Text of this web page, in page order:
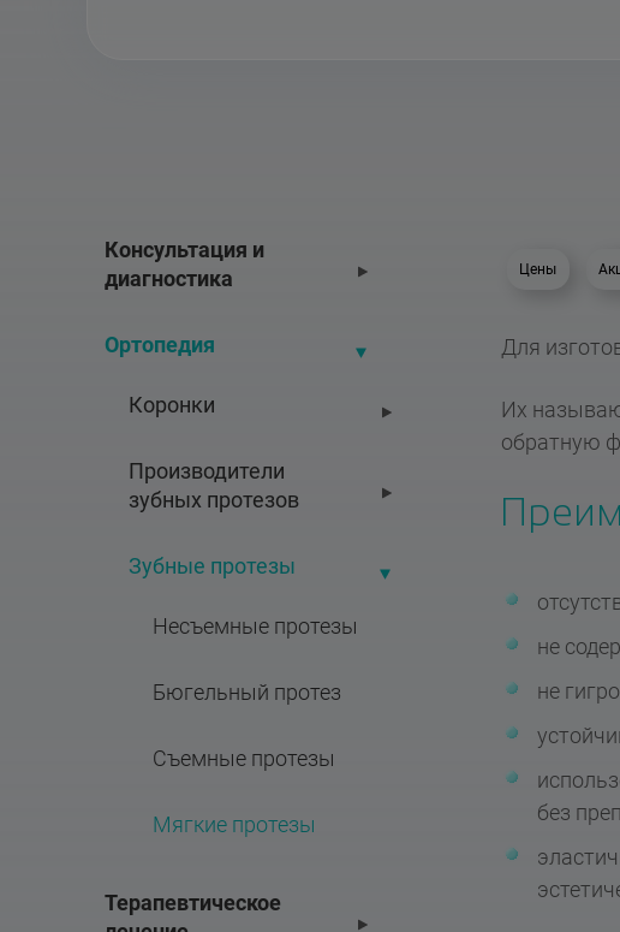
Консультация и
диагностика
Ортопедия
Коронки
Производители
зубных протезов
Зубные протезы
Несъемные протезы
Бюгельный протез
Съемные протезы
Мягкие протезы
Терапевтическое
Цены
Для
Их
обратную
не
не
без